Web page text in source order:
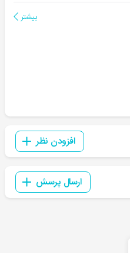
بیشتر
افزودن نظر
ارسال پرسش